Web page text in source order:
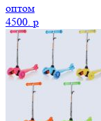
оптом
4500. p